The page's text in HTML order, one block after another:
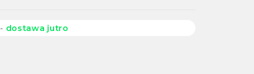
- dostawa jutro